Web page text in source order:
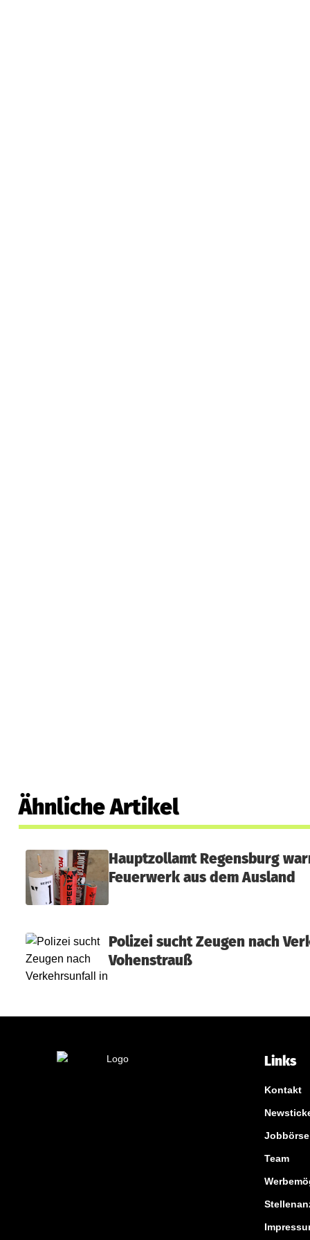
Ähnliche Artikel
Hauptzollamt Regensburg
Feuerwerk aus dem Ausland
Polizei sucht Zeugen nach
Vohenstrauß
Links
Kontakt
Jobbörse
Team